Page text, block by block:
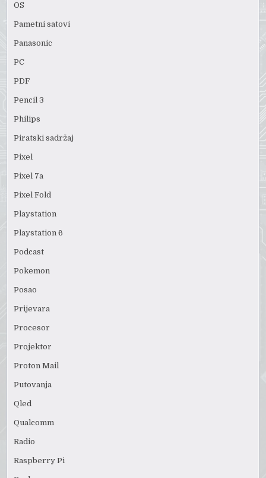
OS
Pametni satovi
Panasonic
PC
PDF
Pencil 3
Philips
Piratski sadržaj
Pixel
Pixel 7a
Pixel Fold
Playstation
Playstation 6
Podcast
Pokemon
Posao
Prijevara
Procesor
Projektor
Proton Mail
Putovanja
Qled
Qualcomm
Radio
Raspberry Pi